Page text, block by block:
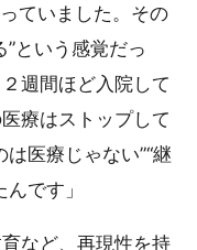
ていました。その
という感覚だっ
週間ほど入院して
療はストップして
医療じゃない”“継
です」
など、再現性を持